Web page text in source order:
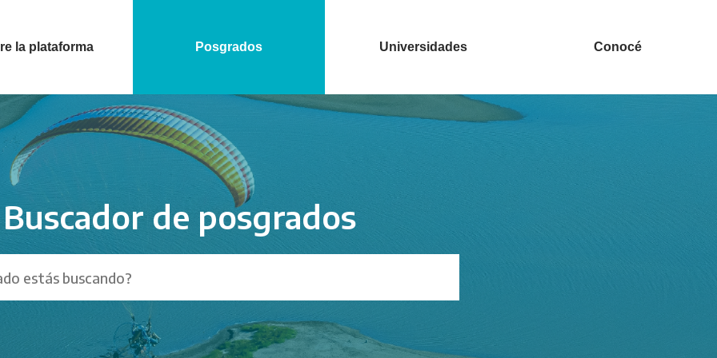
la plataforma Posgrados Universidades Conocé
Buscador de posgrados